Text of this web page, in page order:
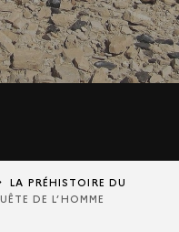
LA PRÉHISTOIRE DU
DE L’HOMME